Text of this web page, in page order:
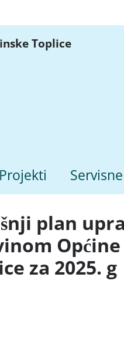
Toplice
Projekti
plan
za 2025. g